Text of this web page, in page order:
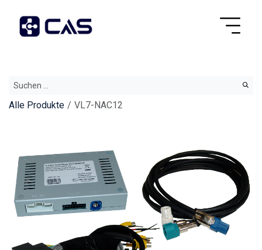
Alle Produkte VL7-NAC12